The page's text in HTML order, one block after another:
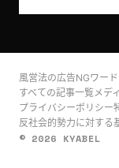
風営法の広告NGワード
すべての記事一覧メデ
プライバシーポリシー
反社会的勢力に対する
© 2026 KYABEL